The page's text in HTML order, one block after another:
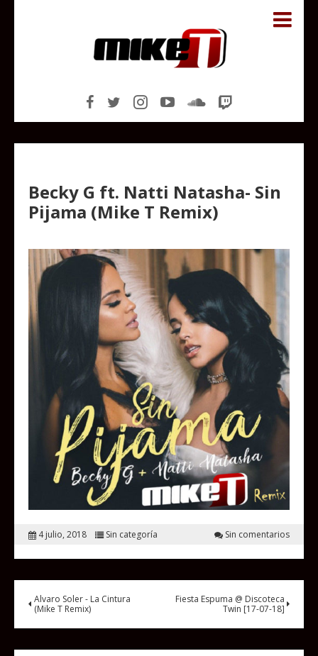
Becky G ft. Natti Natasha- Sin
Pijama (Mike T Remix)
4 julio, 2018 Sin categoría Sin comentarios
Alvaro Soler - La Cintura
(Mike T Remix)
Fiesta Espuma @ Discoteca
Twin [17-07-18]